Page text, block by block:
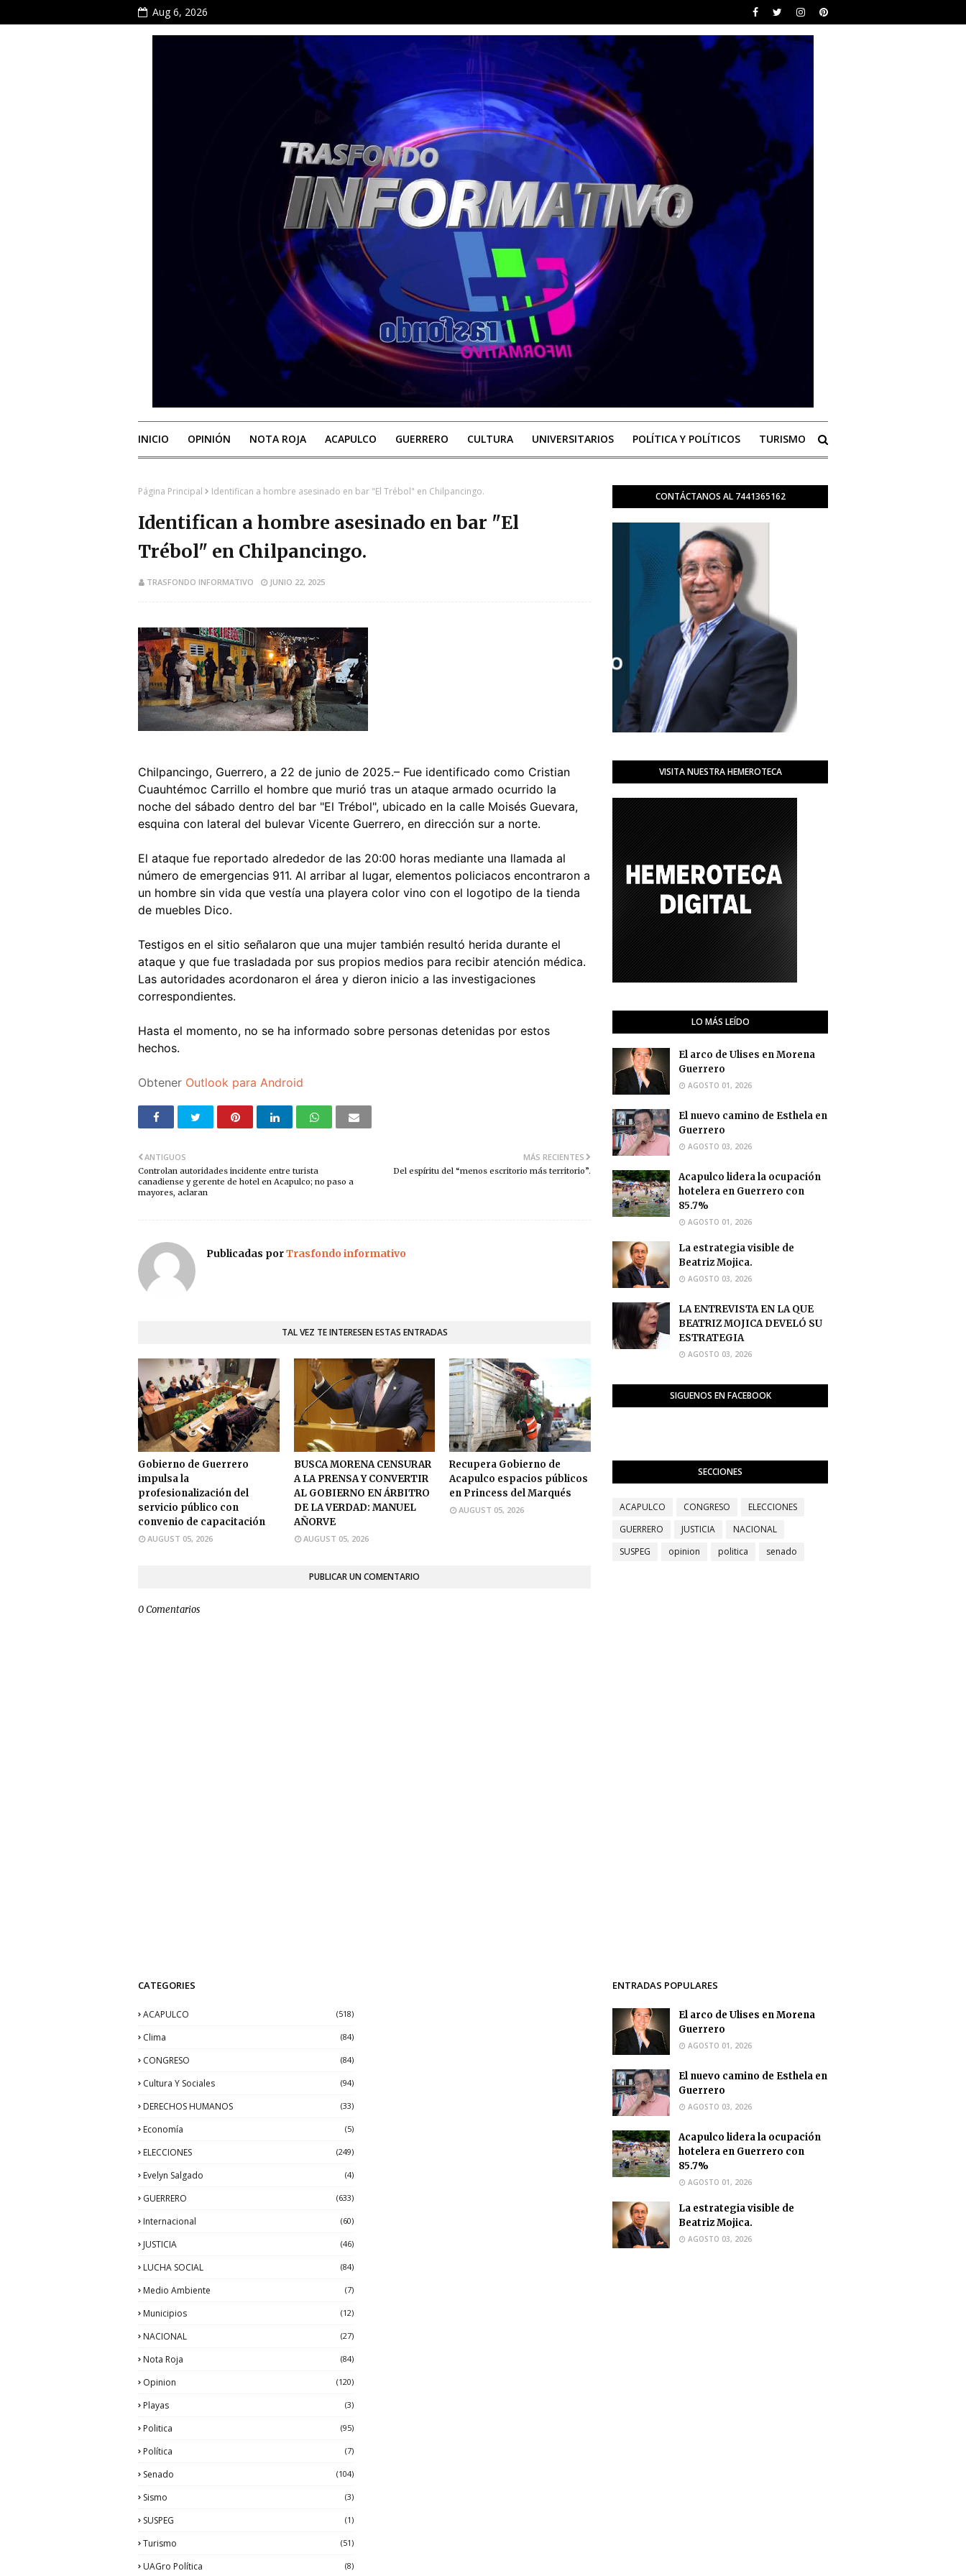
Aug 6, 2026
INICIO OPINIÓN NOTA ROJA ACAPULCO GUERRERO CULTURA UNIVERSITARIOS POLÍTICA Y POLÍTICOS TURISMO
Página Principal Identifican a hombre asesinado en bar "El Trébol" en Chilpancingo.
Identifican a hombre asesinado en bar "El
Trébol" en Chilpancingo.
TRASFONDO INFORMATIVO JUNIO 22, 2025
Chilpancingo, Guerrero, a 22 de junio de 2025.– Fue identificado como Cristian
Cuauhtémoc Carrillo el hombre que murió tras un ataque armado ocurrido la
noche del sábado dentro del bar "El Trébol", ubicado en la calle Moisés Guevara,
esquina con lateral del bulevar Vicente Guerrero, en dirección sur a norte.
El ataque fue reportado alrededor de las 20:00 horas mediante una llamada al
número de emergencias 911. Al arribar al lugar, elementos policiacos encontraron a
un hombre sin vida que vestía una playera color vino con el logotipo de la tienda
de muebles Dico.
Testigos en el sitio señalaron que una mujer también resultó herida durante el
ataque y que fue trasladada por sus propios medios para recibir atención médica.
Las autoridades acordonaron el área y dieron inicio a las investigaciones
correspondientes.
Hasta el momento, no se ha informado sobre personas detenidas por estos
hechos.
Obtener Outlook para Android
MÁS RECIENTES
Del espíritu del “menos escritorio más territorio”.
ANTIGUOS
Controlan autoridades incidente entre turista
canadiense y gerente de hotel en Acapulco; no paso a
mayores, aclaran
Publicadas porTrasfondo informativo
TAL VEZ TE INTERESEN ESTAS ENTRADAS
Gobierno de Guerrero
impulsa la
profesionalización del
servicio público con
convenio de capacitación
AUGUST 05, 2026
BUSCA MORENA CENSURAR
A LA PRENSA Y CONVERTIR
AL GOBIERNO EN ÁRBITRO
DE LA VERDAD: MANUEL
AÑORVE
AUGUST 05, 2026
Recupera Gobierno de
Acapulco espacios públicos
en Princess del Marqués
AUGUST 05, 2026
PUBLICAR UN COMENTARIO
0 Comentarios
CONTÁCTANOS AL 7441365162
VISITA NUESTRA HEMEROTECA
LO MÁS LEÍDO
El arco de Ulises en Morena
Guerrero
AGOSTO 01, 2026
El nuevo camino de Esthela en
Guerrero
AGOSTO 03, 2026
Acapulco lidera la ocupación
hotelera en Guerrero con
85.7%
AGOSTO 01, 2026
La estrategia visible de
Beatriz Mojica.
AGOSTO 03, 2026
LA ENTREVISTA EN LA QUE
BEATRIZ MOJICA DEVELÓ SU
ESTRATEGIA
AGOSTO 03, 2026
SIGUENOS EN FACEBOOK
SECCIONES
ACAPULCO CONGRESO
ELECCIONES
GUERRERO
JUSTICIA
NACIONAL
SUSPEG
opinion politica senado
CATEGORIES
ACAPULCO (518)
Clima (84)
CONGRESO (84)
Cultura Y Sociales (94)
DERECHOS HUMANOS (33)
Economía (5)
ELECCIONES (249)
Evelyn Salgado (4)
GUERRERO (633)
Internacional (60)
JUSTICIA (46)
LUCHA SOCIAL (84)
Medio Ambiente (7)
Municipios (12)
NACIONAL (27)
Nota Roja (84)
Opinion (120)
Playas (3)
Politica (95)
Política (7)
Senado (104)
Sismo (3)
SUSPEG (1)
Turismo (51)
UAGro Política (8)
ENTRADAS POPULARES
El arco de Ulises en Morena
Guerrero
AGOSTO 01, 2026
El nuevo camino de Esthela en
Guerrero
AGOSTO 03, 2026
Acapulco lidera la ocupación
hotelera en Guerrero con
85.7%
AGOSTO 01, 2026
La estrategia visible de
Beatriz Mojica.
AGOSTO 03, 2026